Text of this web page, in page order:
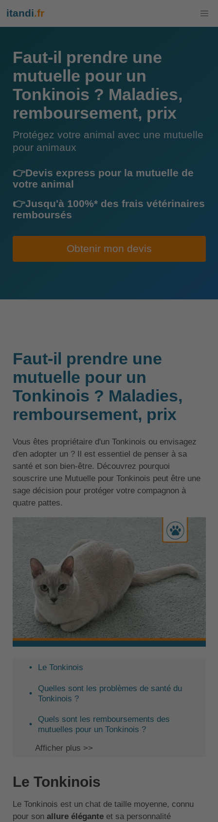
itandi.fr
Faut-il prendre une
mutuelle pour un
Tonkinois ? Maladies,
remboursement, prix
Protégez votre animal avec une mutuelle
pour animaux
👉Devis express pour la mutuelle de
votre animal
👉Jusqu'à 100%* des frais vétérinaires
remboursés
Obtenir mon devis
Faut-il prendre une
mutuelle pour un
Tonkinois ? Maladies,
remboursement, prix
Vous êtes propriétaire d'un Tonkinois ou envisagez
d'en adopter un ? Il est essentiel de penser à sa
santé et son bien-être. Découvrez pourquoi
souscrire une Mutuelle pour Tonkinois peut être une
sage décision pour protéger votre compagnon à
quatre pattes.
Le Tonkinois
Quelles sont les problèmes de santé du
Tonkinois ?
Quels sont les remboursements des
mutuelles pour un Tonkinois ?
Afficher plus >>
Le Tonkinois
Le Tonkinois est un chat de taille moyenne, connu
pour son allure éléganteet sa personnalité